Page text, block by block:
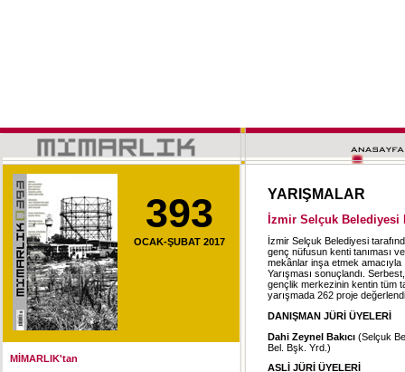
393
OCAK-ŞUBAT 2017
MİMARLIK'tan
YARIŞMALAR
İzmir Selçuk Belediyesi
İzmir Selçuk Belediyesi
genç nüfusun kenti tanıması
mekânlar inşa etmek
Yarışması sonuçlandı.
gençlik merkezinin kentin tüm
yarışmada 262 proje
DANIŞMAN JÜRİ ÜYELERİ
Dahi Zeynel Bakıcı (Selçuk
Bel. Bşk. Yrd.)
ASLİ JÜRİ ÜYELERİ